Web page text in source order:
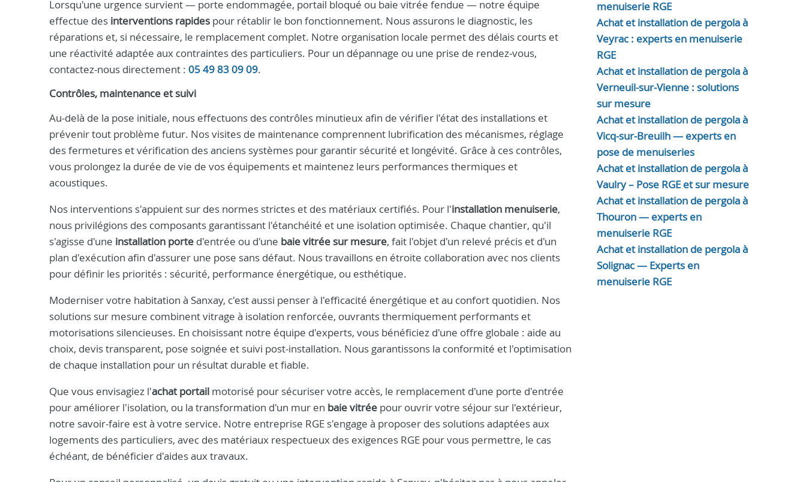
Lorsqu'une urgence survient — porte endommagée, portail bloqué ou baie vitrée fendue — notre équipe
effectue des interventions rapides pour rétablir le bon fonctionnement. Nous assurons le diagnostic, les
réparations et, si nécessaire, le remplacement complet. Notre organisation locale permet des délais courts et
une réactivité adaptée aux contraintes des particuliers. Pour un dépannage ou une prise de rendez‑vous,
contactez-nous directement : 05 49 83 09 09.
Contrôles, maintenance et suivi
Au-delà de la pose initiale, nous effectuons des contrôles minutieux afin de vérifier l'état des installations et
prévenir tout problème futur. Nos visites de maintenance comprennent lubrification des mécanismes, réglage
des fermetures et vérification des anciens systèmes pour garantir sécurité et longévité. Grâce à ces contrôles,
vous prolongez la durée de vie de vos équipements et maintenez leurs performances thermiques et
acoustiques.
Nos interventions s'appuient sur des normes strictes et des matériaux certifiés. Pour l'installation menuiserie,
nous privilégions des composants garantissant l'étanchéité et une isolation optimisée. Chaque chantier, qu'il
s'agisse d'une installation porte d'entrée ou d'une baie vitrée sur mesure, fait l'objet d'un relevé précis et d'un
plan d'exécution afin d'assurer une pose sans défaut. Nous travaillons en étroite collaboration avec nos clients
pour définir les priorités : sécurité, performance énergétique, ou esthétique.
Moderniser votre habitation à Sanxay, c'est aussi penser à l'efficacité énergétique et au confort quotidien. Nos
solutions sur mesure combinent vitrage à isolation renforcée, ouvrants thermiquement performants et
motorisations silencieuses. En choisissant notre équipe d'experts, vous bénéficiez d'une offre globale : aide au
choix, devis transparent, pose soignée et suivi post-installation. Nous garantissons la conformité et l'optimisation
de chaque installation pour un résultat durable et fiable.
Que vous envisagiez l'achat portail motorisé pour sécuriser votre accès, le remplacement d'une porte d'entrée
pour améliorer l'isolation, ou la transformation d'un mur en baie vitrée pour ouvrir votre séjour sur l'extérieur,
notre savoir-faire est à votre service. Notre entreprise RGE s'engage à proposer des solutions adaptées aux
logements des particuliers, avec des matériaux respectueux des exigences RGE pour vous permettre, le cas
échéant, de bénéficier d'aides aux travaux.
menuiserie RGE
Achat et installation de pergola à
Veyrac : experts en menuiserie
RGE
Achat et installation de pergola à
Verneuil-sur-Vienne : solutions
sur mesure
Achat et installation de pergola à
Vicq-sur-Breuilh — experts en
pose de menuiseries
Achat et installation de pergola à
Vaulry – Pose RGE et sur mesure
Achat et installation de pergola à
Thouron — experts en
menuiserie RGE
Achat et installation de pergola à
Solignac — Experts en
menuiserie RGE